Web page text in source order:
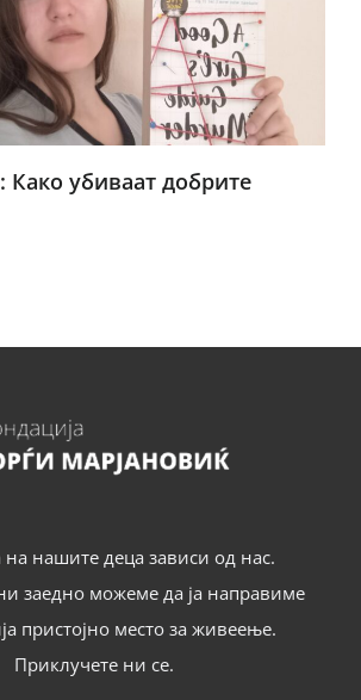
Како убиваат добрите
нашите деца зависи од нас.
заедно можеме да ја направиме
пристојно место за живеење.
Приклучете ни се.